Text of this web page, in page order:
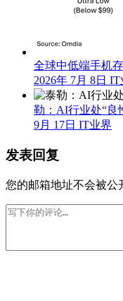
全球中低端手机
2026年 7月 8日 IT
勒：AI行业处“良
9月 17日 IT业界
发表回复
您的邮箱地址不会被公